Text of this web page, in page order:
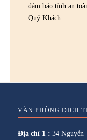
đảm bảo tính an
Quý Khách.
VĂN PHÒNG DỊCH
Địa chỉ 1 : 34